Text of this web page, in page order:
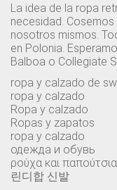
La idea de la ropa
necesidad.
nosotros mismos.
en Polonia.
Balboa o Collegiate
ropa y calzado de
ropa y calzado
Ropa y calzado
Ropas y zapatos
ropa y calzado
одежда и обувь
ρούχα και παπούτσια
린디합 신발